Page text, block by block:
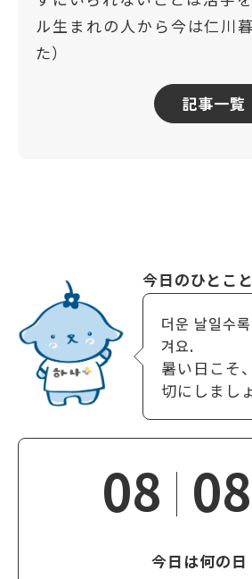
ル生まれの人から今は仁川
た）
記事一覧
今日のひとこと
더운 날일수
겨요.
暑い日こそ
切にしまし
08 08
今日は何の日